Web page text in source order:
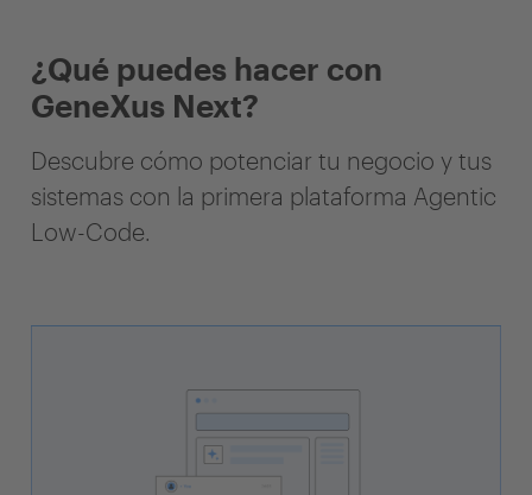
¿Qué puedes hacer con
GeneXus Next?
Descubre cómo potenciar tu negocio y tus
sistemas con la primera plataforma Agentic
Low-Code.